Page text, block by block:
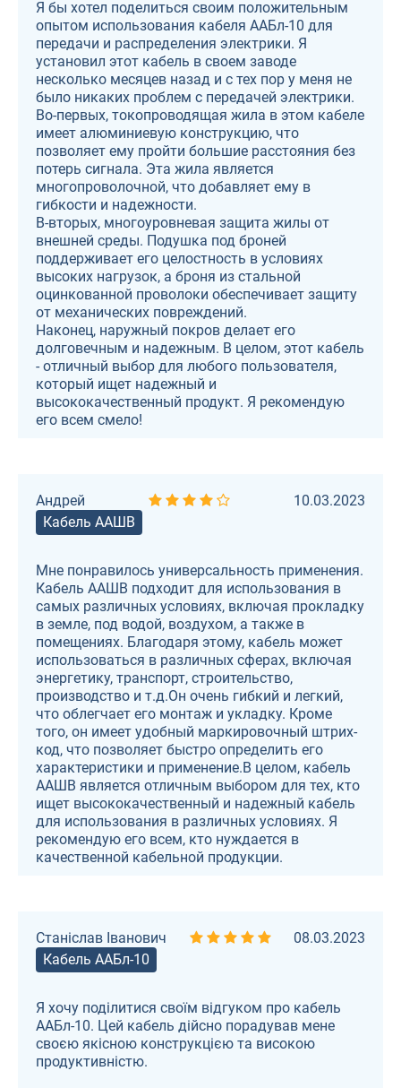
Я бы хотел поделиться своим положительным
опытом использования кабеля ААБл-10 для
передачи и распределения электрики. Я
установил этот кабель в своем заводе
несколько месяцев назад и с тех пор у меня не
было никаких проблем с передачей электрики.
Во-первых, токопроводящая жила в этом кабеле
имеет алюминиевую конструкцию, что
позволяет ему пройти большие расстояния без
потерь сигнала. Эта жила является
многопроволочной, что добавляет ему в
гибкости и надежности.
В-вторых, многоуровневая защита жилы от
внешней среды. Подушка под броней
поддерживает его целостность в условиях
высоких нагрузок, а броня из стальной
оцинкованной проволоки обеспечивает защиту
от механических повреждений.
Наконец, наружный покров делает его
долговечным и надежным. В целом, этот кабель
- отличный выбор для любого пользователя,
который ищет надежный и
высококачественный продукт. Я рекомендую
его всем смело!
Андрей
10.03.2023
Кабель ААШВ
Мне понравилось универсальность применения.
Кабель ААШВ подходит для использования в
самых различных условиях, включая прокладку
в земле, под водой, воздухом, а также в
помещениях. Благодаря этому, кабель может
использоваться в различных сферах, включая
энергетику, транспорт, строительство,
производство и т.д.Он очень гибкий и легкий,
что облегчает его монтаж и укладку. Кроме
того, он имеет удобный маркировочный штрих-
код, что позволяет быстро определить его
характеристики и применение.В целом, кабель
ААШВ является отличным выбором для тех, кто
ищет высококачественный и надежный кабель
для использования в различных условиях. Я
рекомендую его всем, кто нуждается в
качественной кабельной продукции.
Станіслав Іванович
08.03.2023
Кабель ААБл-10
Я хочу поділитися своїм відгуком про кабель
ААБл-10. Цей кабель дійсно порадував мене
своєю якісною конструкцією та високою
продуктивністю.